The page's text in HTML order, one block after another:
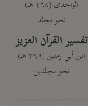
الواحدي (٤٦٨ هـ)
نحو مجلد
تفسير القرآن العزيز
ابن أبي زمنين (٣٩٩ هـ)
نحو مجلدين